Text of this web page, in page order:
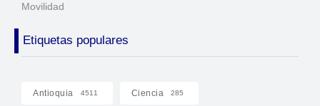
Movilidad
Etiquetas populares
Antioquia 4511 Ciencia 285